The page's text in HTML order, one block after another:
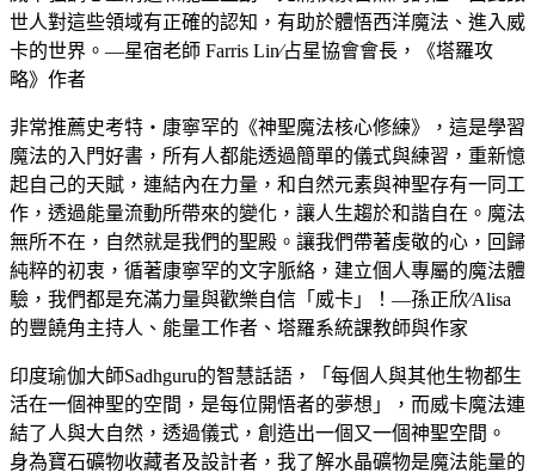
世人對這些領域有正確的認知，有助於體悟西洋魔法、進入威
卡的世界。—星宿老師 Farris Lin∕占星協會會長，《塔羅攻
略》作者
非常推薦史考特・康寧罕的《神聖魔法核心修練》，這是學習
魔法的入門好書，所有人都能透過簡單的儀式與練習，重新憶
起自己的天賦，連結內在力量，和自然元素與神聖存有一同工
作，透過能量流動所帶來的變化，讓人生趨於和諧自在。魔法
無所不在，自然就是我們的聖殿。讓我們帶著虔敬的心，回歸
純粹的初衷，循著康寧罕的文字脈絡，建立個人專屬的魔法體
驗，我們都是充滿力量與歡樂自信「威卡」！—孫正欣∕Alisa
的豐饒角主持人、能量工作者、塔羅系統課教師與作家
印度瑜伽大師Sadhguru的智慧話語，「每個人與其他生物都生
活在一個神聖的空間，是每位開悟者的夢想」，而威卡魔法連
結了人與大自然，透過儀式，創造出一個又一個神聖空間。
身為寶石礦物收藏者及設計者，我了解水晶礦物是魔法能量的